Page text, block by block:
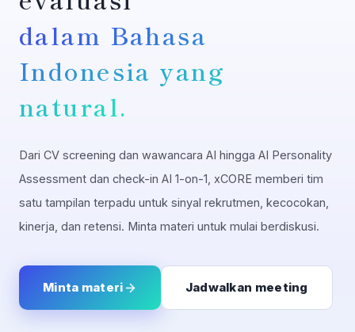
dalam Bahasa
Indonesia yang
natural.
Dari CV screening dan wawancara AI hingga AI Personality
Assessment dan check-in AI 1-on-1, xCORE memberi tim
satu tampilan terpadu untuk sinyal rekrutmen, kecocokan,
kinerja, dan retensi. Minta materi untuk mulai berdiskusi.
Minta materi Jadwalkan meeting